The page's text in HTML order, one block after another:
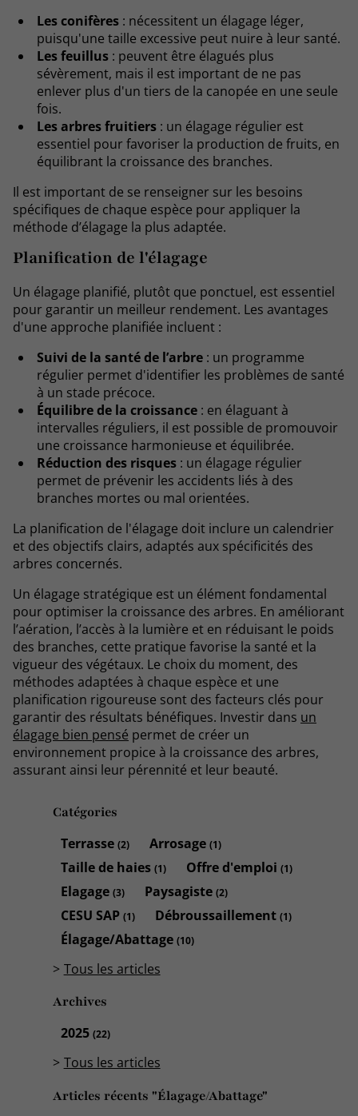
Catégories
Terrasse (2) Arrosage(1)
Taille de haies (1) Offre d'emploi(1)
Elagage (3) Paysagiste(2)
CESU SAP (1) Débroussaillement(1)
Élagage/Abattage (10)
Tous les articles
Archives
2025 (22)
Tous les articles
Articles récents "Élagage/Abattage"
Les conifères: nécessitent un élagage léger,
puisqu'une taille excessive peut nuire à leur santé.
Les feuillus: peuvent être élagués plus
sévèrement, mais il est important de ne pas
enlever plus d'un tiers de la canopée en une seule
fois.
Les arbres fruitiers: un élagage régulier est
essentiel pour favoriser la production de fruits, en
équilibrant la croissance des branches.
Il est important de se renseigner sur les besoins
spécifiques de chaque espèce pour appliquer la
méthode d’élagage la plus adaptée.
Planification de l'élagage
Un élagage planifié, plutôt que ponctuel, est essentiel
pour garantir un meilleur rendement. Les avantages
d'une approche planifiée incluent :
Suivi de la santé de l’arbre: un programme
régulier permet d'identifier les problèmes de santé
à un stade précoce.
Équilibre de la croissance: en élaguant à
intervalles réguliers, il est possible de promouvoir
une croissance harmonieuse et équilibrée.
Réduction des risques: un élagage régulier
permet de prévenir les accidents liés à des
branches mortes ou mal orientées.
La planification de l'élagage doit inclure un calendrier
et des objectifs clairs, adaptés aux spécificités des
arbres concernés.
Un élagage stratégique est un élément fondamental
pour optimiser la croissance des arbres. En améliorant
l’aération, l’accès à la lumière et en réduisant le poids
des branches, cette pratique favorise la santé et la
vigueur des végétaux. Le choix du moment, des
méthodes adaptées à chaque espèce et une
planification rigoureuse sont des facteurs clés pour
garantir des résultats bénéfiques. Investir dans un
élagage bien pensé permet de créer un
environnement propice à la croissance des arbres,
assurant ainsi leur pérennité et leur beauté.